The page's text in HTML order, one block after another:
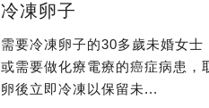
冷凍卵子
需要冷凍卵子的30多歲未婚女士
或需要做化療電療的癌症病患，
卵後立即冷凍以保留未...